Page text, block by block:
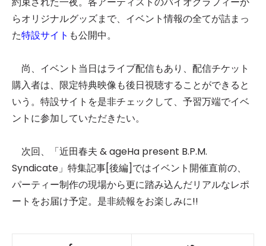
らオリジナルグッズまで、イベント情報の全てが詰まっ
た特設サイト も公開中。
尚、イベント当⽇はライブ配信もあり、配信チケット
購⼊者は、限定特典映像も後⽇視聴することができると
いう。特設サイトを是⾮チェックして、予習万端でイベ
ントに参加していただきたい。
次回、「近⽥春夫 & ageHa present B.P.M.
Syndicate」特集記事[後編]ではイベント開催直前の、
パーティー制作の現場から更に踏み込んだリアルなレポ
ートをお届け予定。是⾮続報をお楽しみに!!